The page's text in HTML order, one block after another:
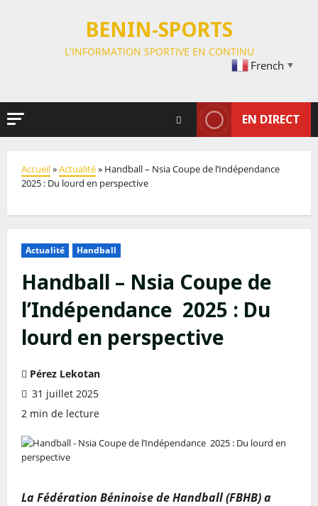
BENIN-SPORTS
L'INFORMATION SPORTIVE EN CONTINU
French ▼
EN DIRECT
Accueil»Actualité» Handball – Nsia Coupe de l’Indépendance
2025 : Du lourd en perspective
Actualité Handball
Handball – Nsia Coupe de
l’Indépendance 2025 : Du
lourd en perspective
Pérez Lekotan
31 juillet 2025
2 min de lecture
La Fédération Béninoise de Handball (FBHB) a